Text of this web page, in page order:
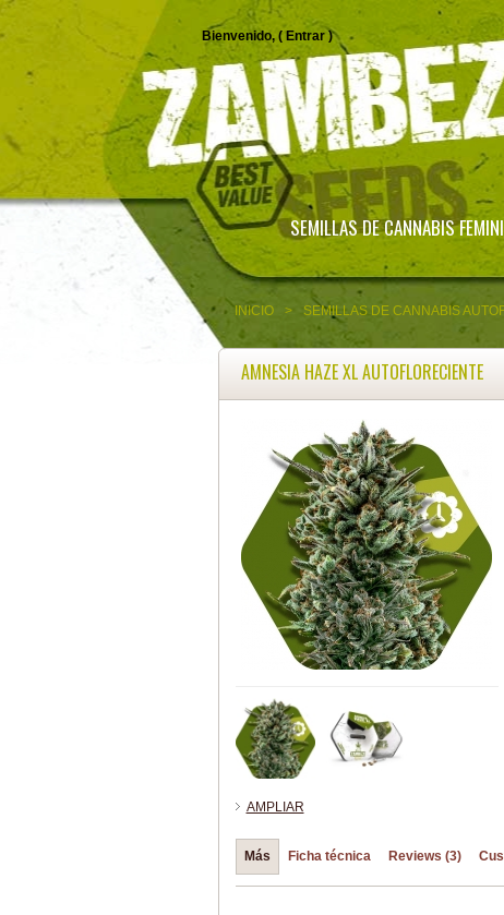
Bienvenido, ( Entrar)
SEMILLAS DE CANNABIS
INICIO > SEMILLAS DE CANNABIS
AMNESIA HAZE XL AUTOFLORECIENTE
AMPLIAR
Más Ficha técnica Reviews (3)